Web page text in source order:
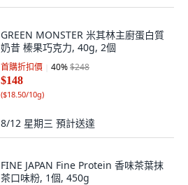
GREEN MONSTER 米其林主廚蛋白質
奶昔 榛果巧克力, 40g, 2個
首購折扣價 40%$248
$148
($18.50/10g)
8/12 星期三 預計送達
FINE JAPAN Fine Protein 香味茶葉抹
茶口味粉, 1個, 450g